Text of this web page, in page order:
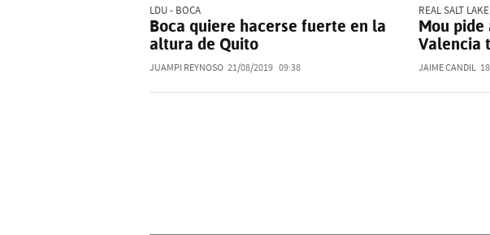
LDU - BOCA
Boca quiere hacerse fuerte en la
altura de Quito
JUAMPI REYNOSO 21/08/2019 09:38
REAL SALT
Mou
Valencia
JAIME CANDIL